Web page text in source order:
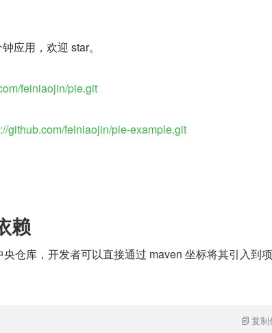
应用，欢迎 star。
feiniaojin/pie.git
github.com/feiniaojin/pie-example.git
赖
仓库，开发者可以直接通过 maven 坐标将其引入到
复制